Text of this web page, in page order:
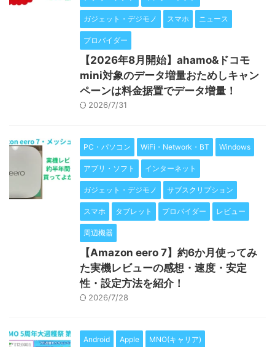
ガジェット・デジモノ スマホ ニュース
プロバイダー
【2026年8月開始】ahamo&ドコモ
mini対象のデータ増量おためしキャン
ペーンは料金据置でデータ増量！
2026/7/31
PC・パソコン WiFi・Network・BT Windows
アプリ・ソフト インターネット
ガジェット・デジモノ サブスクリプション
スマホ タブレット プロバイダー レビュー
周辺機器
【Amazon eero 7】約6か月使ってみ
た実機レビューの感想・速度・安定
性・設定方法を紹介！
2026/7/28
Android Apple MNO(キャリア)